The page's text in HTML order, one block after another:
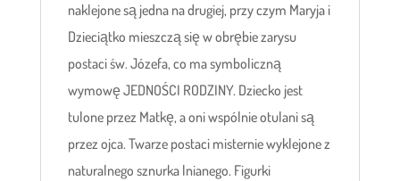
naklejone są jedna na drugiej, przy czym Maryja i
Dzieciątko mieszczą się w obrębie zarysu
postaci św. Józefa, co ma symboliczną
wymowę JEDNOŚCI RODZINY. Dziecko jest
tulone przez Matkę, a oni wspólnie otulani są
przez ojca. Twarze postaci misternie wyklejone z
naturalnego sznurka lnianego. Figurki